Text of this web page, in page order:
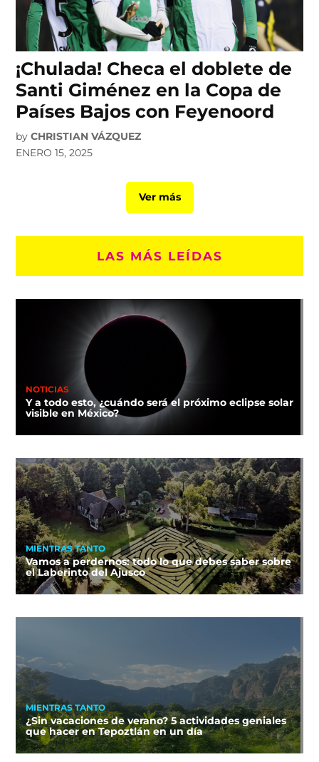
¡Chulada! Checa el doblete de
Santi Giménez en la Copa de
Países Bajos con Feyenoord
by CHRISTIAN VÁZQUEZ
ENERO 15, 2025
Ver más
LAS MÁS LEÍDAS
NOTICIAS
Y a todo esto, ¿cuándo será el próximo eclipse solar
visible en México?
MIENTRAS TANTO
Vamos a perdernos: todo lo que debes saber sobre
el Laberinto del Ajusco
MIENTRAS TANTO
¿Sin vacaciones de verano? 5 actividades geniales
que hacer en Tepoztlán en un día